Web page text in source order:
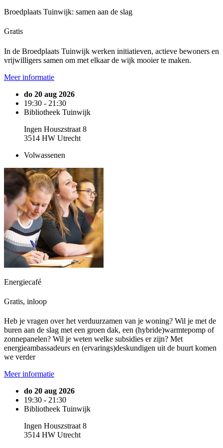
Broedplaats Tuinwijk: samen aan de slag
Gratis
In de Broedplaats Tuinwijk werken initiatieven, actieve bewoners en
vrijwilligers samen om met elkaar de wijk mooier te maken.
Meer informatie
do 20 aug 2026
19:30 - 21:30
Bibliotheek Tuinwijk
Ingen Houszstraat 8
3514 HW Utrecht
Volwassenen
Energiecafé
Gratis, inloop
Heb je vragen over het verduurzamen van je woning? Wil je met de
buren aan de slag met een groen dak, een (hybride)warmtepomp of
zonnepanelen? Wil je weten welke subsidies er zijn? Met
energieambassadeurs en (ervarings)deskundigen uit de buurt komen
we verder
Meer informatie
do 20 aug 2026
19:30 - 21:30
Bibliotheek Tuinwijk
Ingen Houszstraat 8
3514 HW Utrecht